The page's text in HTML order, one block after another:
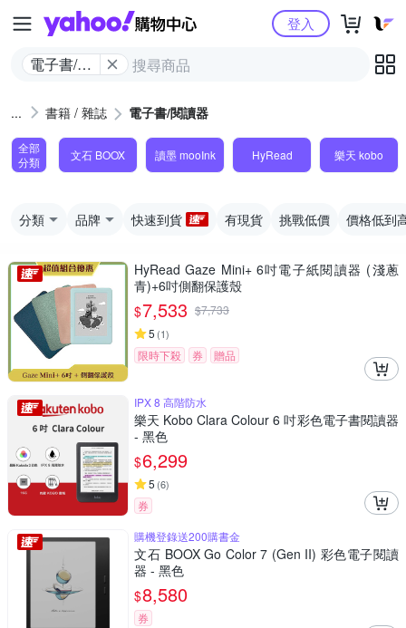
Yahoo購物中心
電子書/閱
登入
書籍 / 雜誌 電子書/閱讀器
全部
分類
文石 BOOX 讀墨 mooInk HyRead 樂天 kobo
分類 品牌 快速到貨 有現貨 挑戰低價 價格低到
HyRead Gaze Mini+ 6吋電子紙閱讀器 (淺蔥
青)+6吋側翻保護殼
$7,533 $7,733
5 (1)
限時下殺 券 贈品
IPX 8 高階防水
樂天 Kobo Clara Colour 6 吋彩色電子書閱讀器
- 黑色
$6,299
5 (6)
券
購機登錄送200購書金
文石 BOOX Go Color 7 (Gen II) 彩色電子閱讀
器 - 黑色
$8,580
券